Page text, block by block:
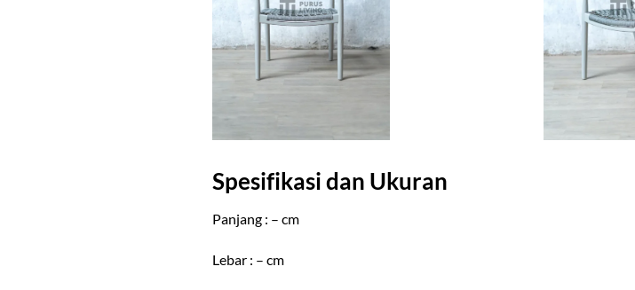
Spesifikasi dan Ukuran
Panjang : – cm
Lebar : – cm